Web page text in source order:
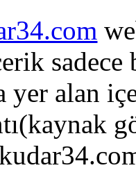
sadece
yer alan